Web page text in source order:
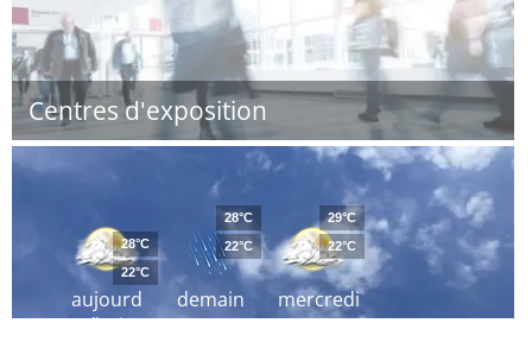
Centres d'exposition
aujourd
´hui
28°C
22°C
demain
28°C
22°C
mercredi
29°C
22°C